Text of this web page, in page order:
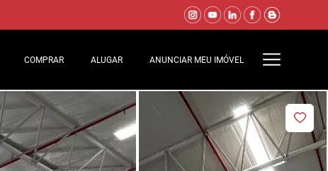
COMPRAR ALUGAR ANUNCIAR MEU IMÓVEL